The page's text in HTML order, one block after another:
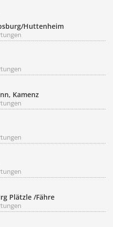
Huttenheim
Kamenz
Plätzle /Fähre